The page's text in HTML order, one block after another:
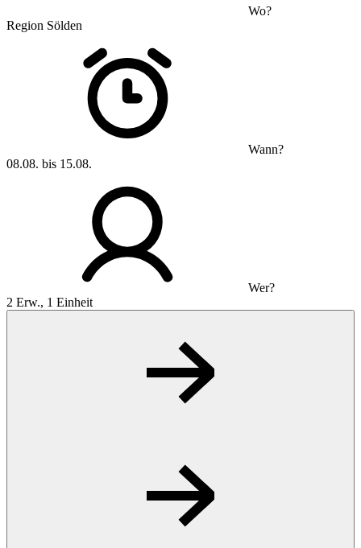
Wo?
Region Sölden
Wann?
08.08. bis 15.08.
Wer?
2 Erw., 1 Einheit